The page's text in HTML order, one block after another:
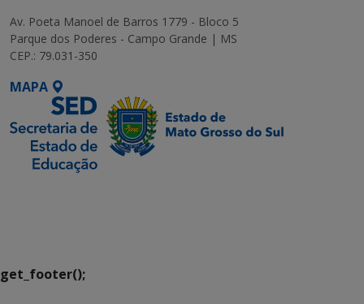
Av. Poeta Manoel de Barros 1779 - Bloco 5
Parque dos Poderes - Campo Grande | MS
CEP.: 79.031-350
MAPA
get_footer();